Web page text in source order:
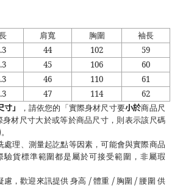
肩寬 胸圍
袖長
44 102
59
45 106
60
46 110
61
47 114
62
寸」 ，請依您的「實際身材尺寸要小於商品尺
身材尺寸大於或等於商品尺寸，則表示該尺碼
。
處理、測量起訖點等因素，可能會與實際商品
驗貨標準範圍都是屬於可接受範圍，非屬瑕
慮，歡迎來訊提供 身高 /體重 / 胸圍 / 腰圍 供